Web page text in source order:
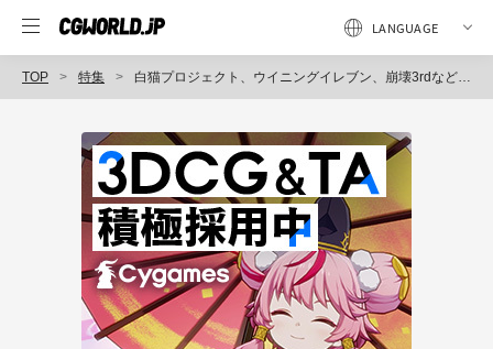
TOP 特集 白猫プロジェクト、ウイニングイレブン、崩壊3rdなど。2018年に公開したゲーム関連記事まとめ